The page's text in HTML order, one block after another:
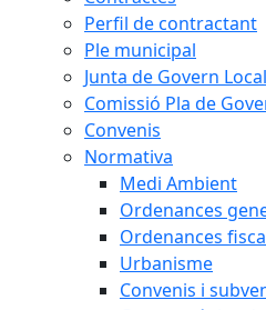
Perfil de contractant
Ple municipal
Junta de Govern Local
Comissió Pla de
Convenis
Normativa
Medi Ambient
Ordenances
Ordenances
Urbanisme
Convenis i